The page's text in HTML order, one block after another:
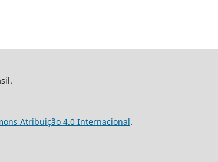
Atribuição 4.0 Internacional.